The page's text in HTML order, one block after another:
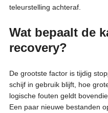
teleurstelling achteraf.
Wat bepaalt de
recovery?
De grootste factor is tijdig
schijf in gebruik blijft, hoe
logische fouten geldt
Een paar nieuwe bestanden